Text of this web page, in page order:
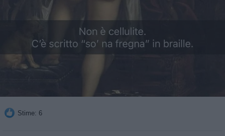
Stime: 6